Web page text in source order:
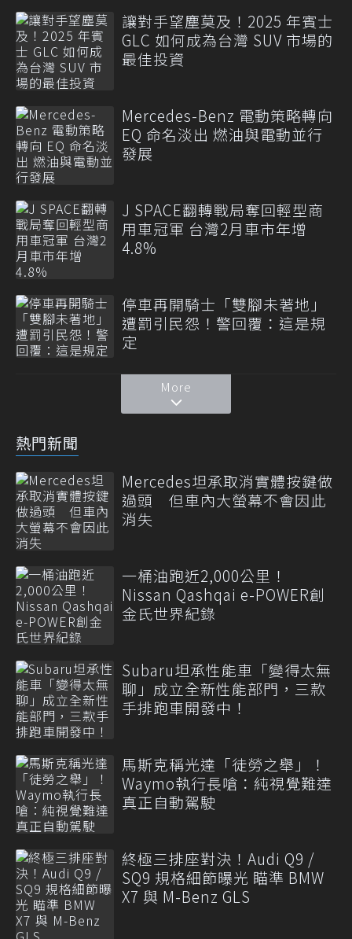
讓對手望塵莫及！2025 年賓士
GLC 如何成為台灣 SUV 市場的
最佳投資
Mercedes-Benz 電動策略轉向
EQ 命名淡出 燃油與電動並行
發展
J SPACE翻轉戰局奪回輕型商
用車冠軍 台灣2月車市年增
4.8%
停車再開騎士「雙腳未著地」
遭罰引民怨！警回覆：這是規
定
More
熱門新聞
Mercedes坦承取消實體按鍵做
過頭 但車內大螢幕不會因此
消失
一桶油跑近2,000公里！
Nissan Qashqai e-POWER創
金氏世界紀錄
Subaru坦承性能車「變得太無
聊」成立全新性能部門，三款
手排跑車開發中！
馬斯克稱光達「徒勞之舉」！
Waymo執行長嗆：純視覺難達
真正自動駕駛
終極三排座對決！Audi Q9 /
SQ9 規格細節曝光 瞄準 BMW
X7 與 M-Benz GLS